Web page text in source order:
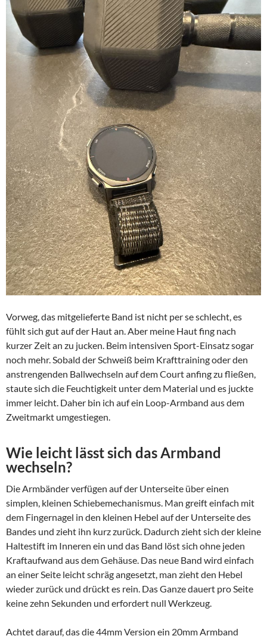
Vorweg, das mitgelieferte Band ist nicht per se schlecht, es
fühlt sich gut auf der Haut an. Aber meine Haut fing nach
kurzer Zeit an zu jucken. Beim intensiven Sport-Einsatz sogar
noch mehr. Sobald der Schweiß beim Krafttraining oder den
anstrengenden Ballwechseln auf dem Court anfing zu fließen,
staute sich die Feuchtigkeit unter dem Material und es juckte
immer leicht. Daher bin ich auf ein Loop-Armband aus dem
Zweitmarkt umgestiegen.
Wie leicht lässt sich das Armband
wechseln?
Die Armbänder verfügen auf der Unterseite über einen
simplen, kleinen Schiebemechanismus. Man greift einfach mit
dem Fingernagel in den kleinen Hebel auf der Unterseite des
Bandes und zieht ihn kurz zurück. Dadurch zieht sich der kleine
Haltestift im Inneren ein und das Band löst sich ohne jeden
Kraftaufwand aus dem Gehäuse. Das neue Band wird einfach
an einer Seite leicht schräg angesetzt, man zieht den Hebel
wieder zurück und drückt es rein. Das Ganze dauert pro Seite
keine zehn Sekunden und erfordert null Werkzeug.
Achtet darauf, das die 44mm Version ein 20mm Armband